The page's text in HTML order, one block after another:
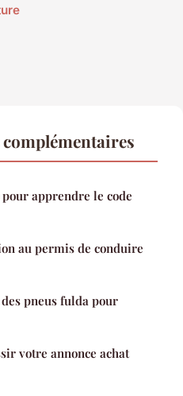
apprendre le code
au permis de conduire
pneus fulda pour
votre annonce achat